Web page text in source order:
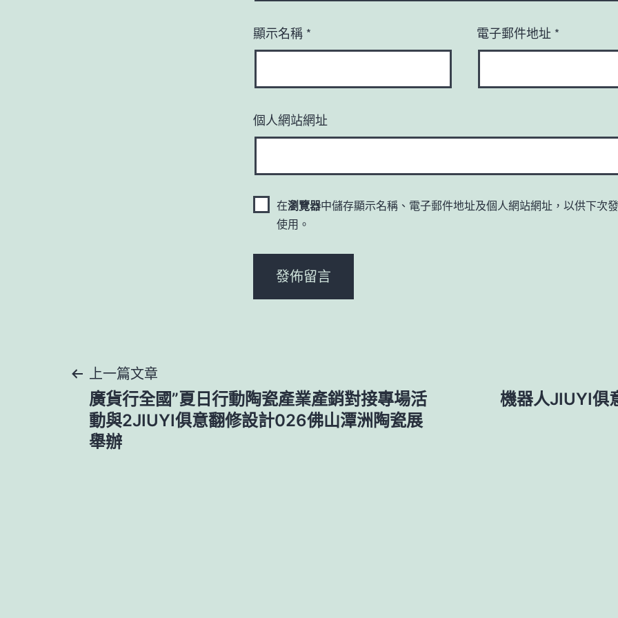
顯示名稱 * 電子郵件地址 *
個人網站網址
在瀏覽器中儲存顯示名稱、電子郵件地址及個人網站網址，以供下次
使用。
文
章
上一篇文章
廣貨行全國”夏日行動陶瓷產業產銷對接專場活
動與2JIUYI俱意翻修設計026佛山潭洲陶瓷展
舉辦
機器人JIUYI俱